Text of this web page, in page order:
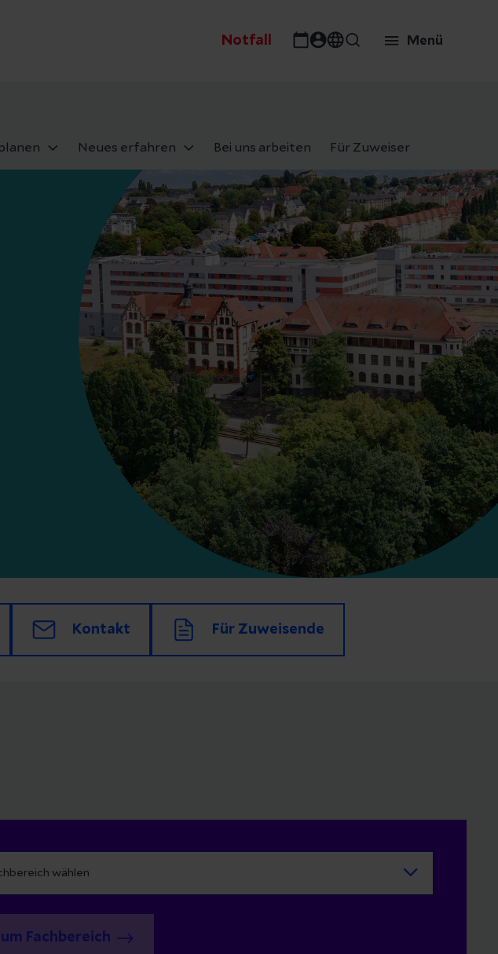
Notfall Menü
Neues erfahren Bei uns arbeiten Für Zuweiser
Kontakt Für Zuweisende
Fachbereich